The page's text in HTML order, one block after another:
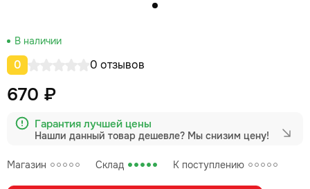
0 0 отзывов
Магазин Склад К поступлению
В наличии
670 ₽
Гарантия лучшей цены
Нашли данный товар дешевле? Мы снизим цену!